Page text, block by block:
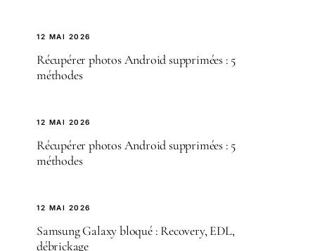
12 MAI 2026
Récupérer photos Android supprimées : 5
méthodes
12 MAI 2026
Récupérer photos Android supprimées : 5
méthodes
12 MAI 2026
Samsung Galaxy bloqué : Recovery, EDL,
débrickage